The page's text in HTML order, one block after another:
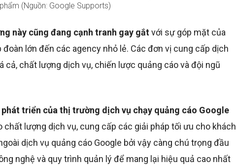
(Nguồn: Google Supports)
này cũng đang cạnh tranh gay gắtvới sự góp mặt của
lớn đến các agency nhỏ lẻ. Các đơn vị cung cấp dịch
cả, chất lượng dịch vụ, chiến lược quảng cáo và đội ngũ
triển của thị trường dịch vụ chạy quảng cáo Google
chất lượng dịch vụ, cung cấp các giải pháp tối ưu cho khách
dịch vụ quảng cáo Google bởi vậy càng chú trọng đầu
nghệ và quy trình quản lý để mang lại hiệu quả cao nhất